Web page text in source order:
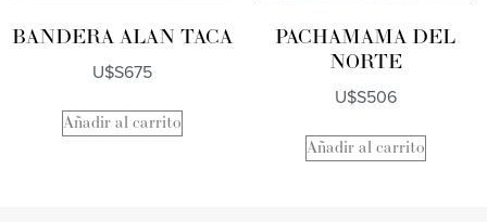
BANDERA ALAN TACA
U$S675
Añadir al carrito
PACHAMAMA DEL
NORTE
U$S506
Añadir al carrito